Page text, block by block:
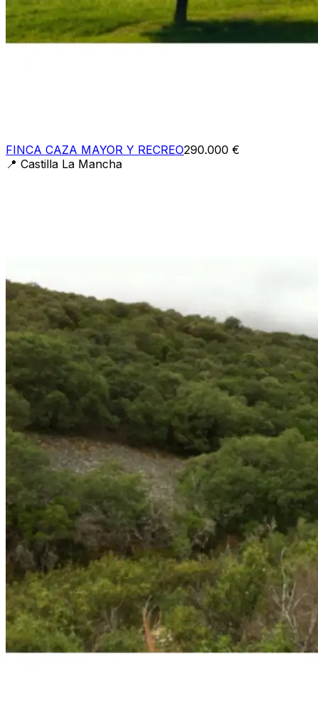
FINCA CAZA MAYOR Y RECREO290.000 €
📍 Castilla La Mancha